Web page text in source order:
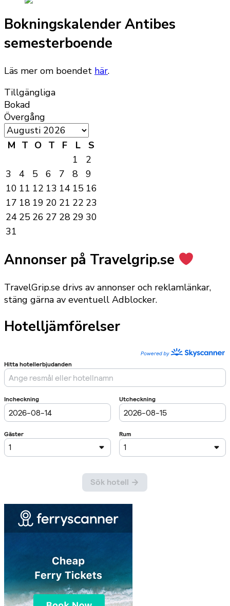
Bokningskalender Antibes
semesterboende
Läs mer om boendet här.
Tillgängliga
Bokad
Övergång
M T O T F L
S
1
2
3
4 5 6 7 8
9
10 11 12 13 14 15 16
17 18 19 20 21 22 23
24 25 26 27 28 29 30
31
Annonser på Travelgrip.se
TravelGrip.se drivs av annonser och reklamlänkar,
stäng gärna av eventuell Adblocker.
Hotelljämförelser